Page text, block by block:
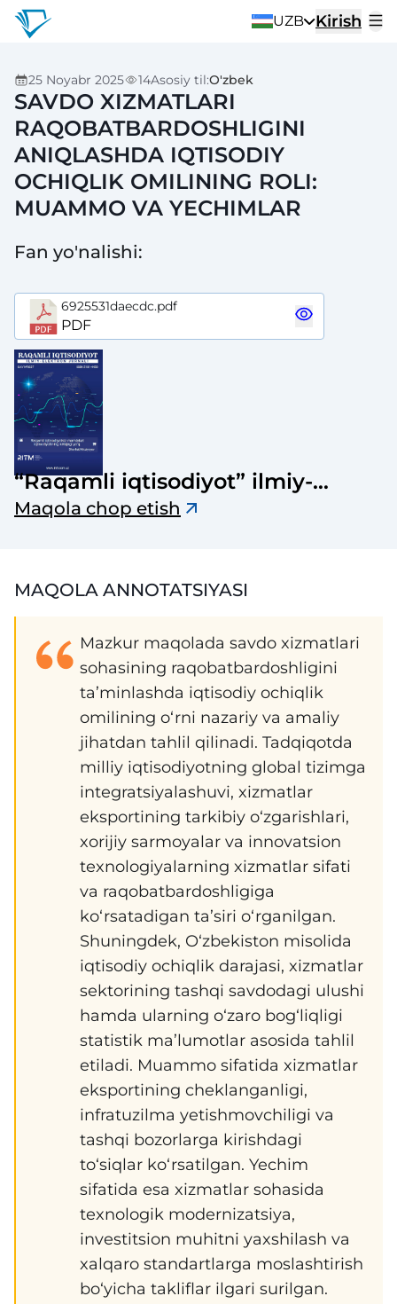
UZB Kirish
25 Noyabr 2025 14Asosiy til:O'zbek
SAVDO XIZMATLARI
RAQOBATBARDOSHLIGINI
ANIQLASHDA IQTISODIY
OCHIQLIK OMILINING ROLI:
MUAMMO VA YECHIMLAR
Fan yo'nalishi:
6925531daecdc.pdf
PDF
“Raqamli iqtisodiyot” ilmiy-
elektron jurnali
Maqola chop etish
MAQOLA ANNOTATSIYASI
Mazkur maqolada savdo xizmatlari
sohasining raqobatbardoshligini
ta’minlashda iqtisodiy ochiqlik
omilining o‘rni nazariy va amaliy
jihatdan tahlil qilinadi. Tadqiqotda
milliy iqtisodiyotning global tizimga
integratsiyalashuvi, xizmatlar
eksportining tarkibiy o‘zgarishlari,
xorijiy sarmoyalar va innovatsion
texnologiyalarning xizmatlar sifati
va raqobatbardoshligiga
ko‘rsatadigan ta’siri o‘rganilgan.
Shuningdek, O‘zbekiston misolida
iqtisodiy ochiqlik darajasi, xizmatlar
sektorining tashqi savdodagi ulushi
hamda ularning o‘zaro bog‘liqligi
statistik ma’lumotlar asosida tahlil
etiladi. Muammo sifatida xizmatlar
eksportining cheklanganligi,
infratuzilma yetishmovchiligi va
tashqi bozorlarga kirishdagi
to‘siqlar ko‘rsatilgan. Yechim
sifatida esa xizmatlar sohasida
texnologik modernizatsiya,
investitsion muhitni yaxshilash va
xalqaro standartlarga moslashtirish
bo‘yicha takliflar ilgari surilgan.